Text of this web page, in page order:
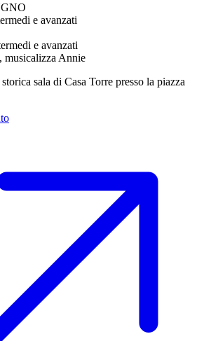
e avanzati
e avanzati
musicalizza Annie
sala di Casa Torre presso la piazza